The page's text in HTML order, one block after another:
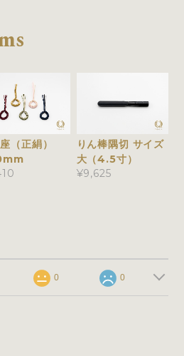
（正絹）
りん棒隅切 サイズ
大（4.5寸）
¥9,625
0 0